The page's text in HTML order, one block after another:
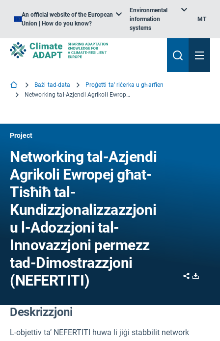
An official website of the European
Union | How do you know?
Environmental
information
systems
MT
Bażi tad-data
Proġetti ta’ riċerka u għarfien
Networking tal-Azjendi Agrikoli Ewropej għat-Tisħiħ tal-Kundizzjonalizzazzjoni u l-Adozzjoni tal-Innovazzjoni permezz tad-Dimostrazzjoni
Project
Networking tal-Azjendi
Agrikoli Ewropej għat-
Tisħiħ tal-
Kundizzjonalizzazzjoni
u l-Adozzjoni tal-
Innovazzjoni permezz
tad-Dimostrazzjoni
(NEFERTITI)
Share
Deskrizzjoni
L-objettiv ta’ NEFERTITI huwa li jiġi stabbilit network